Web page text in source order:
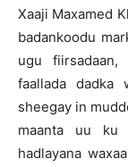
Xaaji Maxamed
badankoodu
ugu
faallada dadka
sheegay in
maanta uu ku
hadlayana